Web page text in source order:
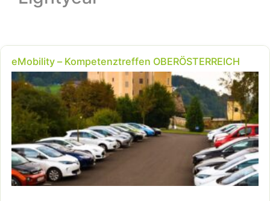
eMobility – Kompetenztreffen OBERÖSTERREICH